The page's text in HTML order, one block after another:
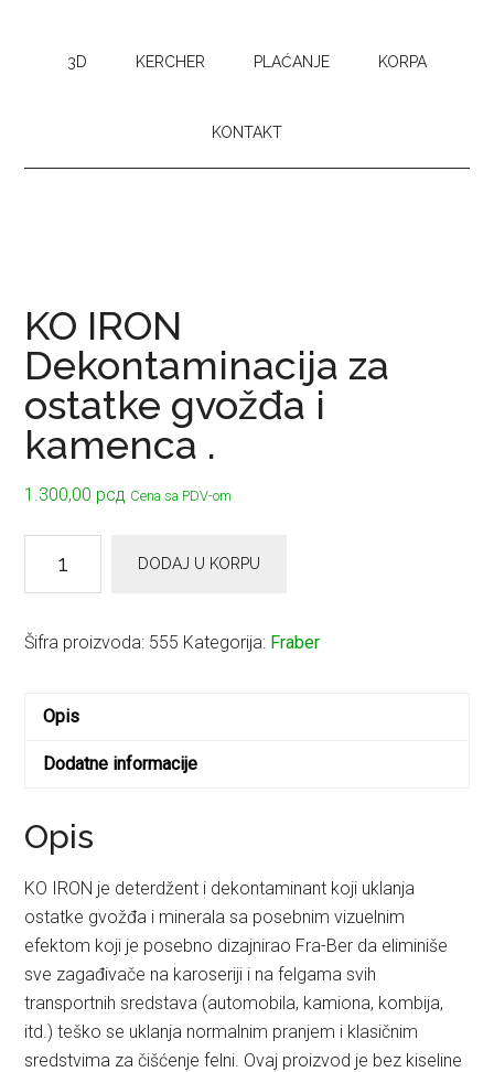
3D KERCHER PLAĆANJE KORPA
KONTAKT
KO IRON
Dekontaminacija za
ostatke gvožđa i
kamenca .
1.300,00 рсд Cena sa PDV-om
IRON
za
DODAJ U KORPU
Šifra proizvoda: 555 Kategorija: Fraber
Opis
Dodatne informacije
Opis
KO IRON je deterdžent i dekontaminant koji uklanja
ostatke gvožđa i minerala sa posebnim vizuelnim
efektom koji je posebno dizajnirao Fra-Ber da eliminiše
sve zagađivače na karoseriji i na felgama svih
transportnih sredstava (automobila, kamiona, kombija,
itd.) teško se uklanja normalnim pranjem i klasičnim
sredstvima za čišćenje felni. Ovaj proizvod je bez kiseline